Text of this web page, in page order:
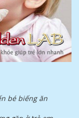
bé biếng ăn